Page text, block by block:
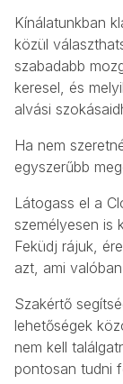
Kínálatunkban
közül
szabadabb
keresel, és
alvási
Ha nem
egyszerűbb
Látogass el a
személyesen is
Feküdj rájuk,
azt, ami
Szakértő
lehetőségek
nem kell
pontosan tudni